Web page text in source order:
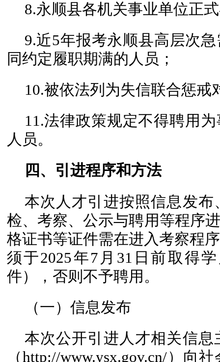
8.永顺县各机关事业单位正
9.近5年报考永顺县高层次
同约定履职期满的人员；
10.被依法列为失信联合惩戒
11.法律政策规定不得聘用
人员。
四、引进程序和方法
本次人才引进按照信息发
检、考察、公示与聘用等程序
格证书等证件需在进入考察程
须于2025年7月31日前取得
件），否则不予聘用。
（一）信息发布
本次公开引进人才相关信
（http://www.ysx.gov.cn/）向